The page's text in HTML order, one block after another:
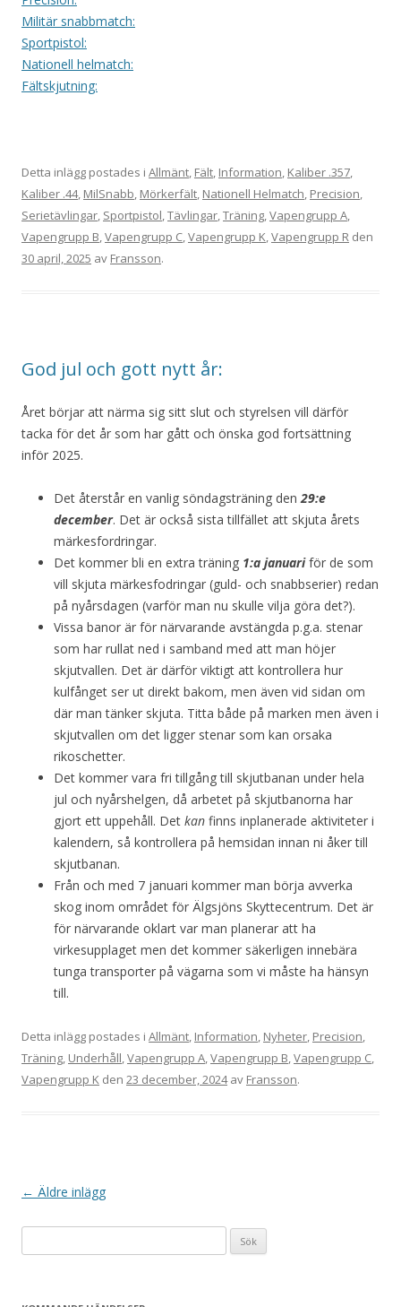
Militär snabbmatch:
Sportpistol:
Nationell helmatch:
Fältskjutning:
Detta inlägg postades i Allmänt, Fält, Information, Kaliber .357,
Kaliber .44, MilSnabb, Mörkerfält, Nationell Helmatch, Precision,
Serietävlingar, Sportpistol,Tävlingar,Träning,Vapengrupp A,
Vapengrupp B,Vapengrupp C,Vapengrupp K,Vapengrupp R den
30 april, 2025 av Fransson.
God jul och gott nytt år:
Året börjar att närma sig sitt slut och styrelsen vill därför
tacka för det år som har gått och önska god fortsättning
inför 2025.
Det återstår en vanlig söndagsträning den29:e
december. Det är också sista tillfället att skjuta årets
märkesfordringar.
Det kommer bli en extra träning 1:a januariför de som
vill skjuta märkesfodringar (guld- och snabbserier) redan
på nyårsdagen (varför man nu skulle vilja göra det?).
Vissa banor är för närvarande avstängda p.g.a. stenar
som har rullat ned i samband med att man höjer
skjutvallen. Det är därför viktigt att kontrollera hur
kulfånget ser ut direkt bakom, men även vid sidan om
där man tänker skjuta. Titta både på marken men även i
skjutvallen om det ligger stenar som kan orsaka
rikoschetter.
Det kommer vara fri tillgång till skjutbanan under hela
jul och nyårshelgen, då arbetet på skjutbanorna har
gjort ett uppehåll. Det kan finns inplanerade aktiviteter i
kalendern, så kontrollera på hemsidan innan ni åker till
skjutbanan.
Från och med 7 januari kommer man börja avverka
skog inom området för Älgsjöns Skyttecentrum. Det är
för närvarande oklart var man planerar att ha
virkesupplaget men det kommer säkerligen innebära
tunga transporter på vägarna som vi måste ha hänsyn
till.
Detta inlägg postades i Allmänt, Information, Nyheter, Precision,
Träning, Underhåll,Vapengrupp A,Vapengrupp B,Vapengrupp C,
Vapengrupp K den 23 december, 2024av Fransson.
I← Äldre inlägg
efter: